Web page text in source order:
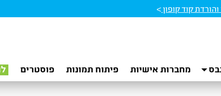
קוד קופון>
מחברות אישיות פיתוח תמונות פוסטרים